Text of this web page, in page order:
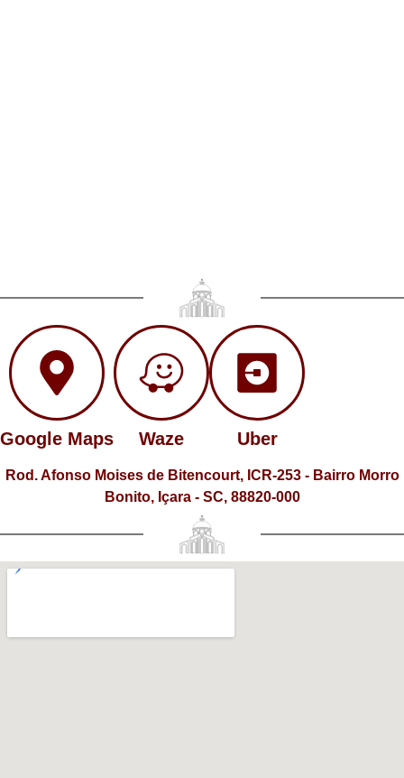
Google Maps Waze Uber
Rod. Afonso Moises de Bitencourt, ICR-253 - Bairro Morro
Bonito, Içara - SC, 88820-000